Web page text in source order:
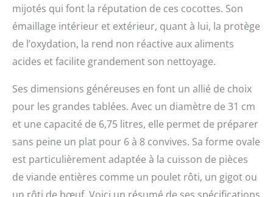
mijotés qui font la réputation de ces cocottes. Son
émaillage intérieur et extérieur, quant à lui, la protège
de l’oxydation, la rend non réactive aux aliments
acides et facilite grandement son nettoyage.
Ses dimensions généreuses en font un allié de choix
pour les grandes tablées. Avec un diamètre de 31 cm
et une capacité de 6,75 litres, elle permet de préparer
sans peine un plat pour 6 à 8 convives. Sa forme ovale
est particulièrement adaptée à la cuisson de pièces
de viande entières comme un poulet rôti, un gigot ou